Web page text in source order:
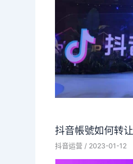
抖音帳號如何转
抖音运营 / 2023-01-12